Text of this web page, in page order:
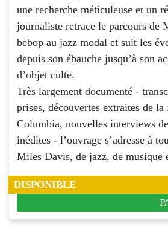
une recherche méticuleuse et un
journaliste retrace le parcours de
bebop au jazz modal et suit les
depuis son ébauche jusqu’à son
d’objet culte.
Très largement documenté -
prises, découvertes extraites de la
Columbia, nouvelles interviews
inédites - l’ouvrage s’adresse à
Miles Davis, de jazz, de musique
DISPONIBLE